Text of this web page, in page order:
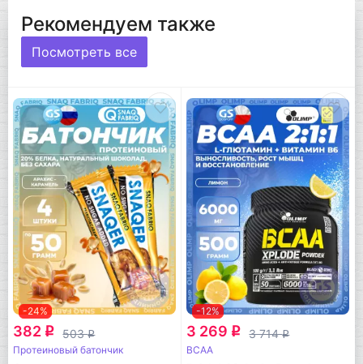
Рекомендуем также
Посмотреть все
-24%
382 q 503q
Протеиновый батончик
-12%
3 269 q 3 714q
BCAA